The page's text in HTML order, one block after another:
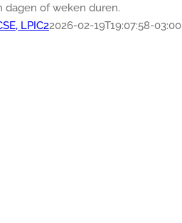
dagen of weken duren.
LPIC22026-02-19T19:07:58-03:00